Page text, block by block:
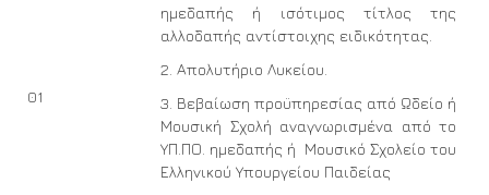
01
ημεδαπής ή ισότιμος τίτλος της
αλλοδαπής αντίστοιχης ειδικότητας.
2. Απολυτήριο Λυκείου.
3. Βεβαίωση προϋπηρεσίας από Ωδείο ή
Μουσική Σχολή αναγνωρισμένα από το
ΥΠ.ΠΟ. ημεδαπής ή Μουσικό Σχολείο του
Ελληνικού Υπουργείου Παιδείας